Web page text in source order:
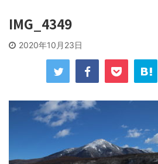
IMG_4349
2020年10月23日